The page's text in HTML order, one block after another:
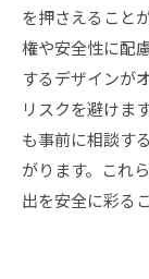
を押さえること
権や安全性に配
するデザインが
リスクを避けま
も事前に相談す
がります。これ
出を安全に彩る